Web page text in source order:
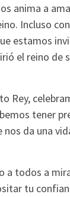
anima a
Incluso
estamos
el reino de
Rey,
tener
da una
a todos a
tu